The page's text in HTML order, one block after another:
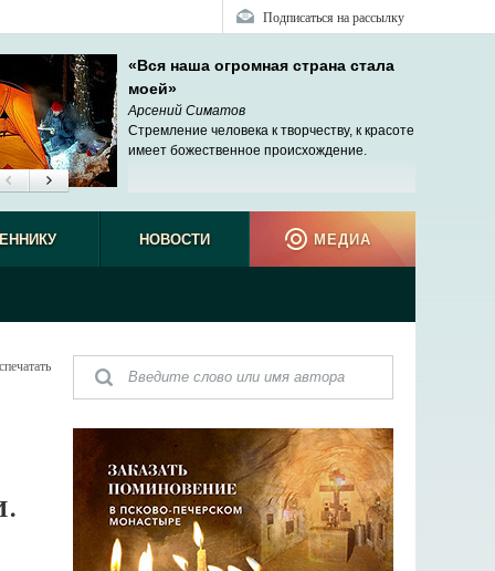
Подписаться на рассылку
«Вся наша огромная страна стала
моей»
Арсений Симатов
Стремление человека к творчеству, к красоте
имеет божественное происхождение.
НОВОСТИ МЕДИА